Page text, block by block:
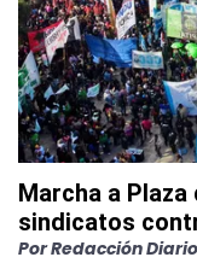
Marcha a Plaza
sindicatos
PorRedacción